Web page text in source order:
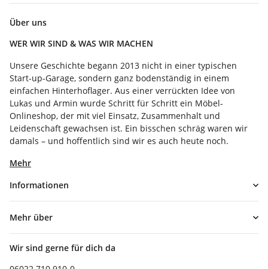
Über uns
WER WIR SIND & WAS WIR MACHEN
Unsere Geschichte begann 2013 nicht in einer typischen
Start-up-Garage, sondern ganz bodenständig in einem
einfachen Hinterhoflager. Aus einer verrückten Idee von
Lukas und Armin wurde Schritt für Schritt ein Möbel-
Onlineshop, der mit viel Einsatz, Zusammenhalt und
Leidenschaft gewachsen ist. Ein bisschen schräg waren wir
damals – und hoffentlich sind wir es auch heute noch.
Mehr
Informationen
Mehr über
Wir sind gerne für dich da